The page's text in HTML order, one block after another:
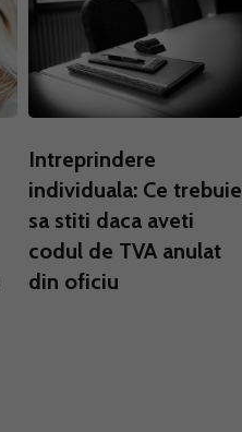
Intreprindere
individuala: Ce trebuie
sa stiti daca aveti
codul de TVA anulat
din oficiu